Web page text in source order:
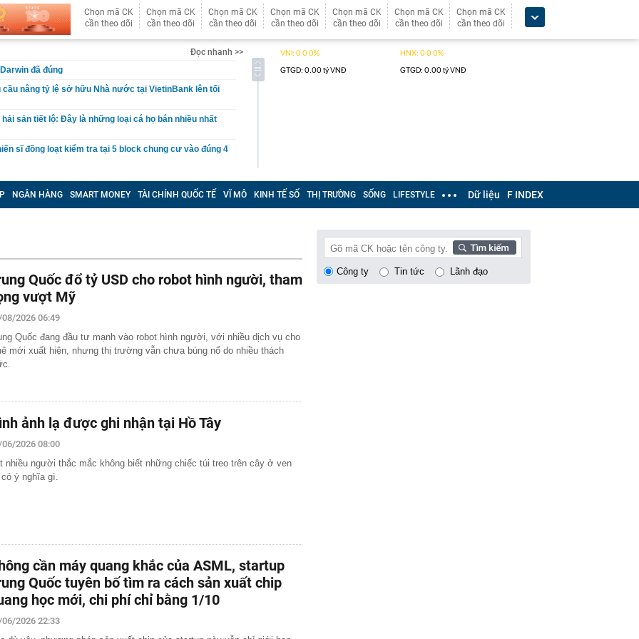
Chọn mã CK
cần theo dõi
Chọn mã CK
cần theo dõi
Chọn mã CK
cần theo dõi
Chọn mã CK
cần theo dõi
Chọn mã CK
cần theo dõi
Chọn mã CK
cần theo dõi
Chọn mã CK
cần theo dõi
Đọc nhanh >>
đã đúng
cầu nâng tỷ lệ sở hữu Nhà nước tại VietinBank lên tối
sản tiết lộ: Đây là những loại cá họ bán nhiều nhất
sĩ đồng loạt kiểm tra tại 5 block chung cư vào đúng 4
đến công khai quy hoạch, tiến độ giải quyết hồ sơ đất
số
hơn 200 triệu đồng được dàn sao bom tấn The
mô hình nhà miền Tây, thu gần nửa tỉ mỗi năm
đồng bằng sông Cửu Long chính thức được công nhận
cấp tỉnh loại I
được tạp chí Mỹ đánh giá đẹp hơn cả Maldives và
loạt “ông lớn” Sun Group, Vingroup, BIM Group... chọn
triển gần 61.000 căn nhà ở xã hội, doanh nghiệp
thị trường đang triển khai đến đâu?
Bản thích đi nhà tắm công cộng?
Sun Group làm 2 khu đô thị 36.000 tỷ đồng tại tỉnh
tuổi bị loãng xương, "thủ phạm" có liên quan đến một
người rất chuộng vì nhanh và tiện lợi
ở khu đô thị bị trộm mất 2 bánh
bố giá Jaecoo J5 tại Việt Nam
mất vốn tại các ngân hàng vượt 200.000 tỷ: Nhà băng
hình thành ngay trên Vịnh Bắc Bộ
bến xe khách gần 120 tỷ đồng ở Hà Nội sau hơn
khiến nhiều người bất ngờ
học vùng vừa đạt doanh thu 2.200 tỷ đồng, trả lương
quy tụ đến 2.443 Thạc sĩ, Tiến sĩ, Phó Giáo sư, Giáo
NGÂN HÀNG SMART MONEY TÀI CHÍNH QUỐC TẾ VĨ MÔ KINH TẾ SỐ THỊ TRƯỜNG SỐNG LIFESTYLE Dữ liệu F INDEX
Quốc đổ tỷ USD cho robot hình người, tham
vượt Mỹ
2026 06:49
Quốc đang đầu tư mạnh vào robot hình người, với nhiều dịch vụ cho
mới xuất hiện, nhưng thị trường vẫn chưa bùng nổ do nhiều thách
ảnh lạ được ghi nhận tại Hồ Tây
06/2026 08:00
nhiều người thắc mắc không biết những chiếc túi treo trên cây ở ven
có ý nghĩa gì.
cần máy quang khắc của ASML, startup
Quốc tuyên bố tìm ra cách sản xuất chip
học mới, chi phí chỉ bằng 1/10
2026 22:33
Công ty Tin tức Lãnh đạo